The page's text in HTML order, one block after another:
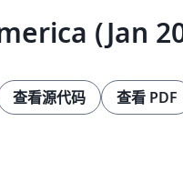
(Jan
查看源代码 查看 PDF